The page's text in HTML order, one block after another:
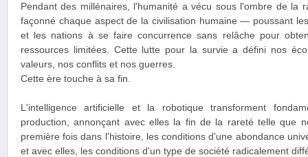
Pendant des millénaires, l'humanité a vécu sous l'ombre de la
façonné chaque aspect de la civilisation humaine — poussant
et les nations à se faire concurrence sans relâche pour
ressources limitées. Cette lutte pour la survie a défini nos
valeurs, nos conflits et nos guerres.
Cette ère touche à sa fin.
L'intelligence artificielle et la robotique transforment
production, annonçant avec elles la fin de la rareté telle que
première fois dans l'histoire, les conditions d'une abondance
et avec elles, les conditions d'un type de société radicalement